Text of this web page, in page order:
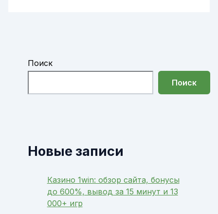
Поиск
Поиск
Новые записи
Казино 1win: обзор сайта, бонусы
до 600%, вывод за 15 минут и 13
000+ игр